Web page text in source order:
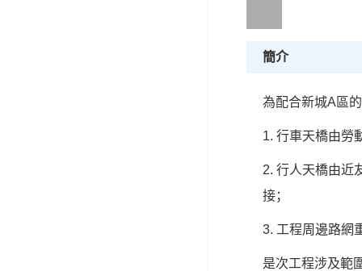
簡介
為配合新城A區
1. 行車天橋由勞
2. 行人天橋由近
接；
3. 工程周邊路網
是次工程涉及範